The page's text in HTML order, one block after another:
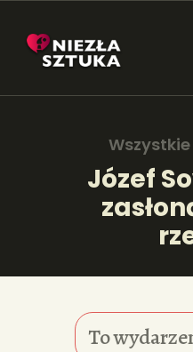
Józef
NIEZŁA
AKTUALNOŚCI
INSPIRACJE
To